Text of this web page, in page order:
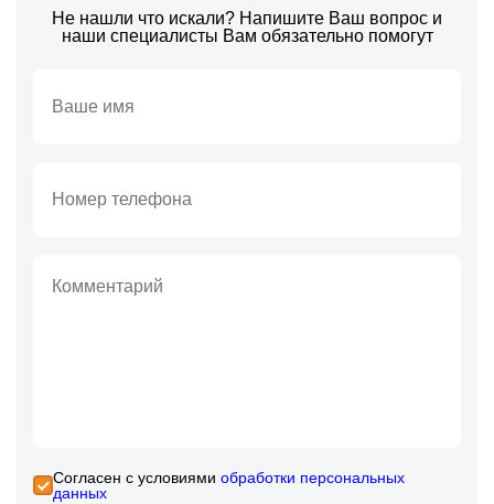
Не нашли что искали? Напишите Ваш вопрос и
наши специалисты Вам обязательно помогут
Cогласен с условиями обработки персональных
данных